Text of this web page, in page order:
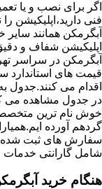
اگر برای نصب و یا
فنی
آبگرمکن همانند
اپلیکیشن شفاف و
آبگرمکن در سراسر
قیمت های استاندارد
اقدام می
در جدول مشاهده می
خوش نام ترین
گردهم آورده
سفارش های ثبت شده
شامل گارانتی خدمات
هنگام خرید